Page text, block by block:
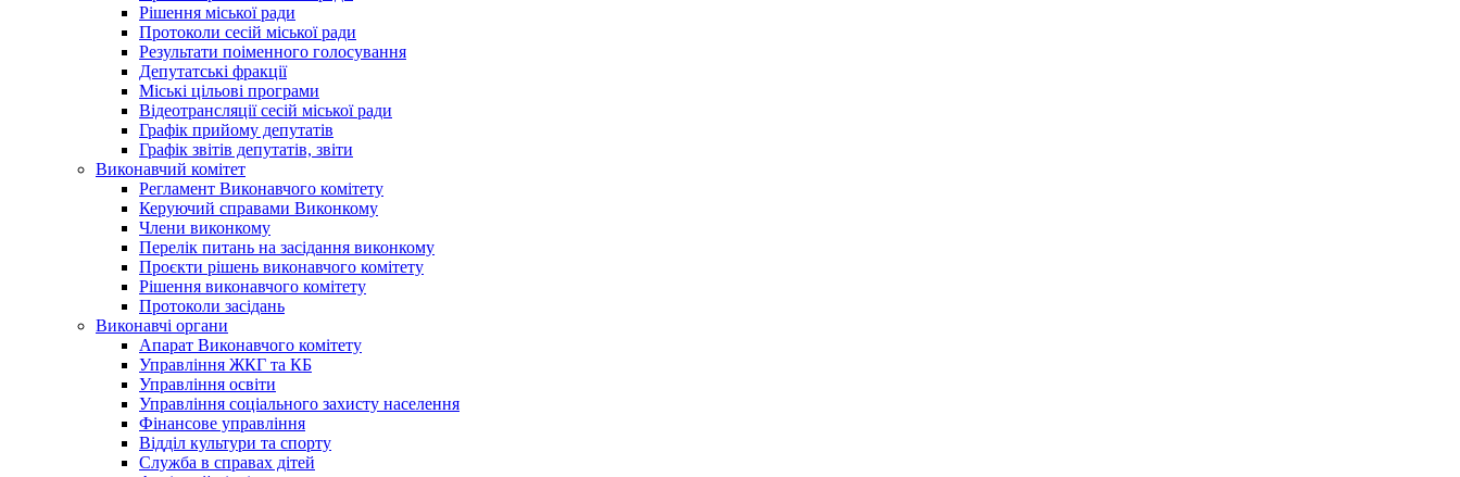
Рішення міської ради
Протоколи сесій міської ради
Результати поіменного голосування
Депутатські фракції
Міські цільові програми
Відеотрансляції сесій міської ради
Графік прийому депутатів
Графік звітів депутатів, звіти
Виконавчий комітет
Регламент Виконавчого комітету
Керуючий справами Виконкому
Члени виконкому
Перелік питань на засідання виконкому
Проєкти рішень виконавчого комітету
Рішення виконавчого комітету
Протоколи засідань
Виконавчі органи
Апарат Виконавчого комітету
Управління ЖКГ та КБ
Управління освіти
Управління соціального захисту населення
Фінансове управління
Відділ культури та спорту
Служба в справах дітей